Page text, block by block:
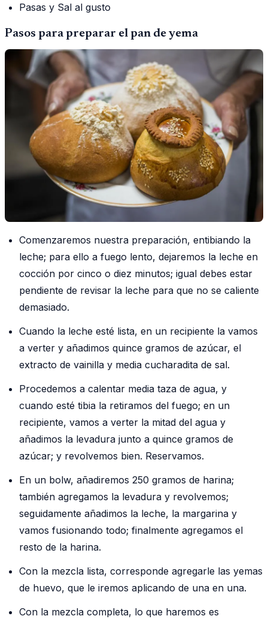
Pasas y Sal al gusto
Pasos para preparar el pan de yema
Comenzaremos nuestra preparación, entibiando la
leche; para ello a fuego lento, dejaremos la leche en
cocción por cinco o diez minutos; igual debes estar
pendiente de revisar la leche para que no se caliente
demasiado.
Cuando la leche esté lista, en un recipiente la vamos
a verter y añadimos quince gramos de azúcar, el
extracto de vainilla y media cucharadita de sal.
Procedemos a calentar media taza de agua, y
cuando esté tibia la retiramos del fuego; en un
recipiente, vamos a verter la mitad del agua y
añadimos la levadura junto a quince gramos de
azúcar; y revolvemos bien. Reservamos.
En un bolw, añadiremos 250 gramos de harina;
también agregamos la levadura y revolvemos;
seguidamente añadimos la leche, la margarina y
vamos fusionando todo; finalmente agregamos el
resto de la harina.
Con la mezcla lista, corresponde agregarle las yemas
de huevo, que le iremos aplicando de una en una.
Con la mezcla completa, lo que haremos es